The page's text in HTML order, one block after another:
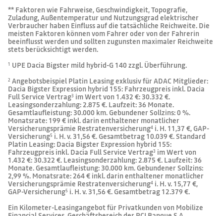
** Faktoren wie Fahrweise, Geschwindigkeit, Topografie,
Zuladung, Außentemperatur und Nutzungsgrad elektrischer
Verbraucher haben Einfluss auf die tatsächliche Reichweite. Die
meisten Faktoren können vom Fahrer oder von der Fahrerin
beeinflusst werden und sollten zugunsten maximaler Reichweite
stets berücksichtigt werden.
1 UPE Dacia Bigster mild hybrid-G 140 zzgl. Überführung.
2 Angebotsbeispiel Platin Leasing exklusiv für ADAC Mitglieder:
Dacia Bigster Expression hybrid 155: Fahrzeugpreis inkl. Dacia
Full Service Vertrag3 im Wert von 1.432 €: 30.332 €.
Leasingsonderzahlung: 2.875 €. Laufzeit: 36 Monate.
Gesamtlaufleistung: 30.000 km. Gebundener Sollzins: 0 %.
Monatsrate: 199 € inkl. darin enthaltener monatlicher
Versicherungsprämie Restratenversicherung4 i. H. 11,37 €, GAP-
Versicherung5 i. H. v. 31,56 €. Gesamtbetrag 10.039 €. Standard
Platin Leasing: Dacia Bigster Expression hybrid 155:
Fahrzeugpreis inkl. Dacia Full Service Vertrag3 im Wert von
1.432 €: 30.322 €. Leasingsonderzahlung: 2.875 €. Laufzeit: 36
Monate. Gesamtlaufleistung: 30.000 km. Gebundener Sollzins:
2,99 %. Monatsrate: 264 € inkl. darin enthaltener monatlicher
Versicherungsprämie Restratenversicherung4 i. H. v. 15,77 €,
GAP-Versicherung5 i. H. v. 31,56 €. Gesamtbetrag 12.379 €.
Ein Kilometer-Leasingangebot für Privatkunden von Mobilize